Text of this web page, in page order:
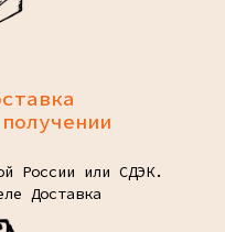
России или СДЭК.
Доставка